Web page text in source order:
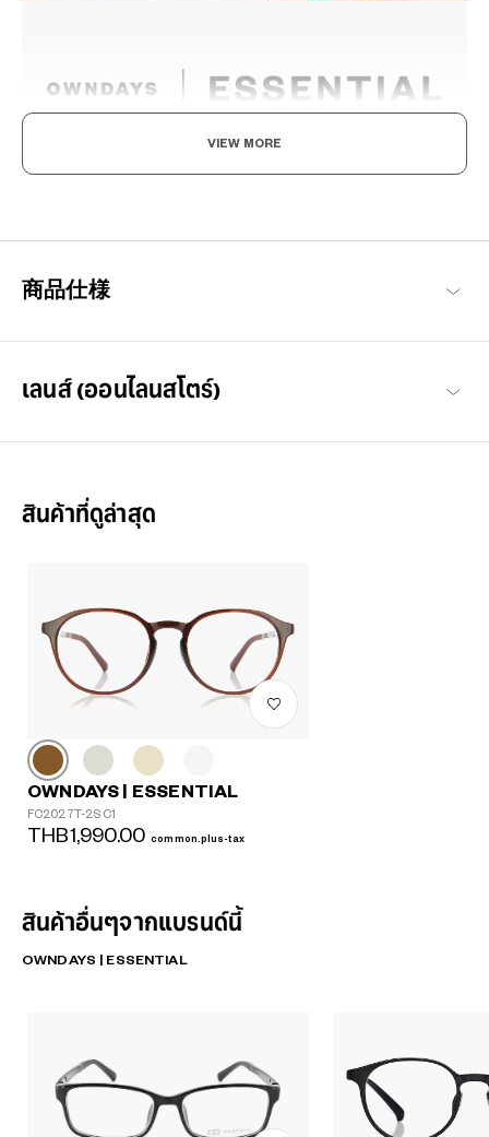
享受眼镜的乐趣，迎接美好日常
VIEW MORE
商品仕様
เลนส์ (ออนไลนสโตร์)
สินค้าที่ดูล่าสุด
OWNDAYS | ESSENTIAL
FC2027T-2S C1
THB1,990.00 common.plus-tax
สินค้าอื่นๆจากแบรนด์นี้
OWNDAYS | ESSENTIAL